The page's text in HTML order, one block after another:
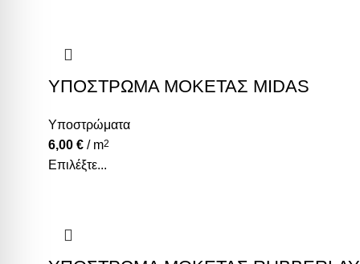
ΥΠΟΣΤΡΩΜΑ ΜΟΚΕΤΑΣ MIDAS
Υποστρώματα
6,00 € / m2
Επιλέξτε...